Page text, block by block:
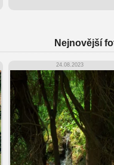
Nejnovější
24.08.2023